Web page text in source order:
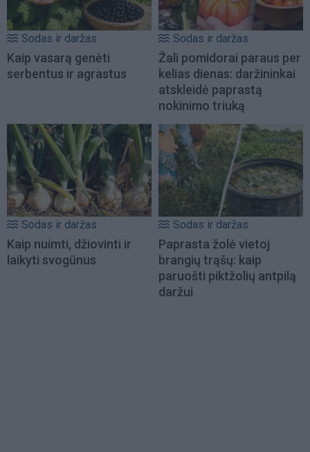
Sodas ir daržas
Kaip vasarą genėti
serbentus ir agrastus
Sodas ir daržas
Žali pomidorai paraus per
kelias dienas: daržininkai
atskleidė paprastą
nokinimo triuką
Sodas ir daržas
Kaip nuimti, džiovinti ir
laikyti svogūnus
Sodas ir daržas
Paprasta žolė vietoj
brangių trąšų: kaip
paruošti piktžolių antpilą
daržui